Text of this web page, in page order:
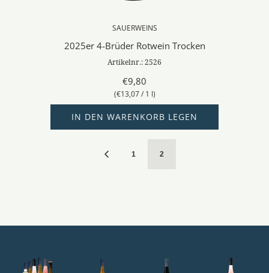
SAUERWEINS
2025er 4-Brüder Rotwein Trocken
Artikelnr.: 2526
€9,80
(€13,07 / 1 l)
IN DEN WARENKORB LEGEN
1 2